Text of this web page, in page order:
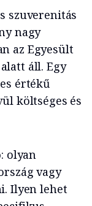
szuverenitás
nagy
az Egyesült
áll. Egy
értékű
költséges és
olyan
vagy
Ilyen lehet